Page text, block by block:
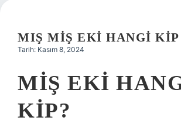
Hakkımızda
MIŞ MIŞ EKI HANGI KIP
Tarih: Kasım 8, 2024
MIŞ EKI
KIP?